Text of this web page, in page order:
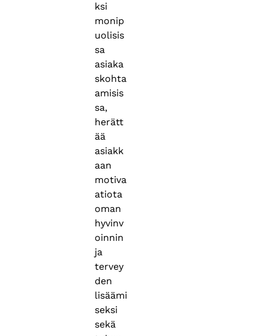
ksi
monip
uolisis
sa
asiaka
skohta
amisis
sa,
herätt
ää
asiakk
aan
motiva
atiota
oman
hyvinv
oinnin
ja
tervey
den
lisäämi
seksi
sekä